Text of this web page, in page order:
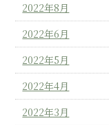
2022年8月
2022年6月
2022年5月
2022年4月
2022年3月